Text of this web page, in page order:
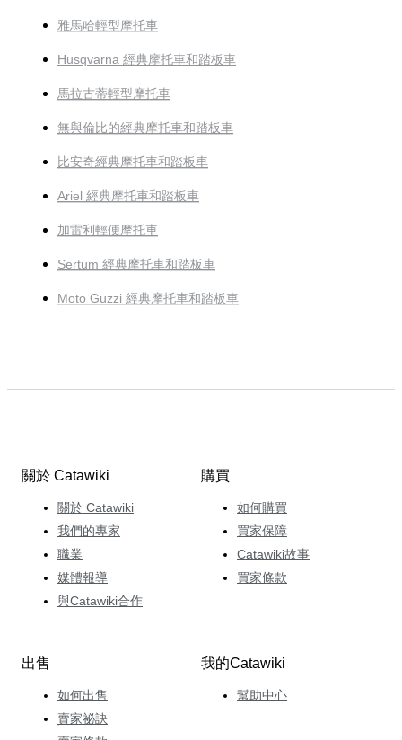
雅馬哈輕型摩托車
Husqvarna 經典摩托車和踏板車
馬拉古蒂輕型摩托車
無與倫比的經典摩托車和踏板車
比安奇經典摩托車和踏板車
Ariel 經典摩托車和踏板車
加雷利輕便摩托車
Sertum 經典摩托車和踏板車
Moto Guzzi 經典摩托車和踏板車
關於 Catawiki
關於 Catawiki
我們的專家
職業
媒體報導
與Catawiki合作
購買
如何購買
買家保障
Catawiki故事
買家條款
出售
如何出售
賣家祕訣
我的Catawiki
幫助中心